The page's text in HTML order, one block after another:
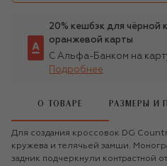
20% кешбэк для чёрной
оранжевой карты
С Альфа-Банком на
Подробнее
О ТОВАРЕ РАЗМЕРЫ И
Для создания кроссовок DG
кружева и телячьей замши.
задник подчеркнули контрастной